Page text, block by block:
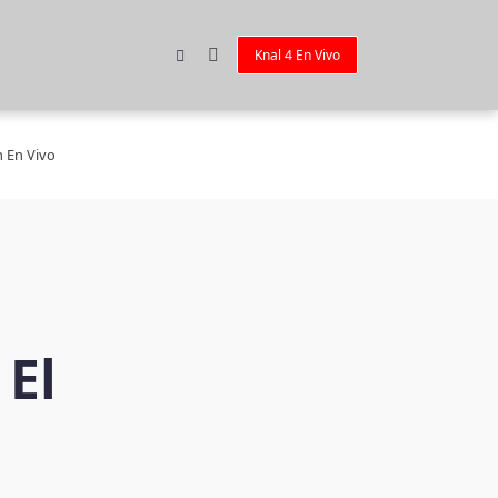
Knal 4 En Vivo
En Vivo